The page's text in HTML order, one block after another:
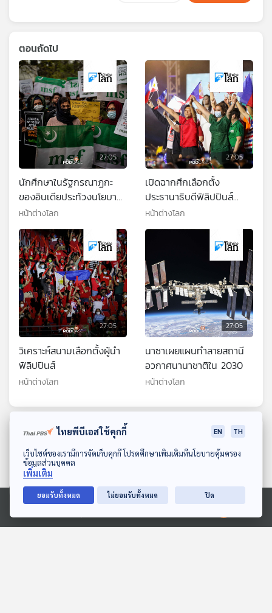
ดาวน์โหลด Thai PBS Podcast Application
Ⓒ 2020 องค์การกระจายเสียงและแพร่ภาพสาธารณะแห่งประเทศไทย
ตอนถัดไป
27:05
นักศึกษาในรัฐกรณาฏกะ
ของอินเดียประท้วงนโยบาย
ห้ามหญิงมุสลิมสวมใส่ฮิ
ญาบในห้องเรียน
หน้าต่างโลก
27:05
เปิดฉากศึกเลือกตั้ง
ประธานาธิบดีฟิลิปปินส์
2022
หน้าต่างโลก
27:05
วิเคราะห์สนามเลือกตั้งผู้นำ
ฟิลิปปินส์
หน้าต่างโลก
27:05
นาซาเผยแผนทำลายสถานี
อวกาศนานาชาติใน 2030
หน้าต่างโลก
ตอนที่เกี่ยวข้องไทยพีบีเอสใช้คุกกี้ EN TH
เว็บไซต์ของเรามีการจัดเก็บคุกกี้ โปรดศึกษาเพิ่มเติมที่นโยบายคุ้มครอง
ข้อมูลส่วนบุคคล
เพิ่มเติม
ยอมรับทั้งหมด ไม่ยอมรับทั้งหมด ปิด